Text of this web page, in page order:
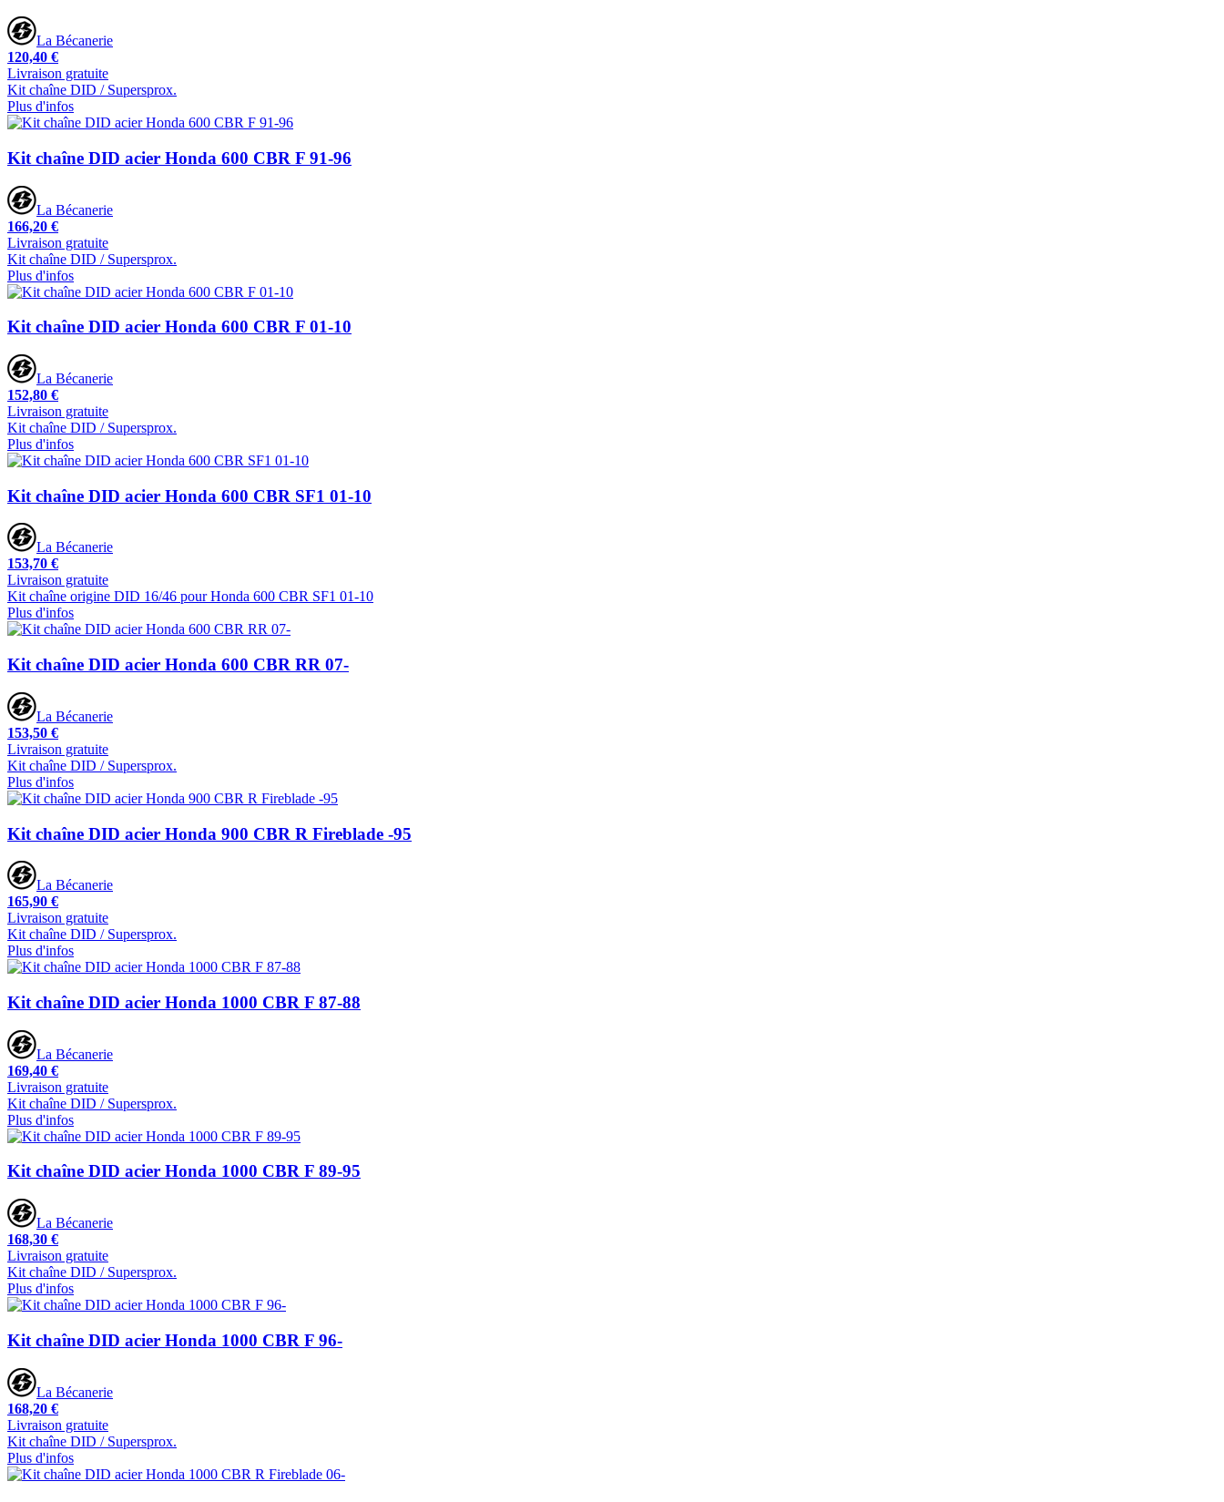
La Bécanerie
120,40 €
Livraison gratuite
Kit chaîne DID / Supersprox.
Plus d'infos
Kit chaîne DID acier Honda 600 CBR F 91-96
La Bécanerie
166,20 €
Livraison gratuite
Kit chaîne DID / Supersprox.
Plus d'infos
Kit chaîne DID acier Honda 600 CBR F 01-10
La Bécanerie
152,80 €
Livraison gratuite
Kit chaîne DID / Supersprox.
Plus d'infos
Kit chaîne DID acier Honda 600 CBR SF1 01-10
La Bécanerie
153,70 €
Livraison gratuite
Kit chaîne origine DID 16/46 pour Honda 600 CBR SF1 01-10
Plus d'infos
Kit chaîne DID acier Honda 600 CBR RR 07-
La Bécanerie
153,50 €
Livraison gratuite
Kit chaîne DID / Supersprox.
Plus d'infos
Kit chaîne DID acier Honda 900 CBR R Fireblade -95
La Bécanerie
165,90 €
Livraison gratuite
Kit chaîne DID / Supersprox.
Plus d'infos
Kit chaîne DID acier Honda 1000 CBR F 87-88
La Bécanerie
169,40 €
Livraison gratuite
Kit chaîne DID / Supersprox.
Plus d'infos
Kit chaîne DID acier Honda 1000 CBR F 89-95
La Bécanerie
168,30 €
Livraison gratuite
Kit chaîne DID / Supersprox.
Plus d'infos
Kit chaîne DID acier Honda 1000 CBR F 96-
La Bécanerie
168,20 €
Livraison gratuite
Kit chaîne DID / Supersprox.
Plus d'infos